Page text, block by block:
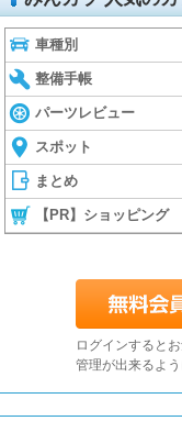
車種別
整備手帳
パーツレビュー
スポット
まとめ
【PR】ショッピング
ログインすると
管理が出来るよ